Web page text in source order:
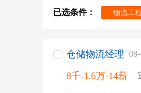
已选条件： 物流工
仓储物流经理
8千-1.6万·14薪